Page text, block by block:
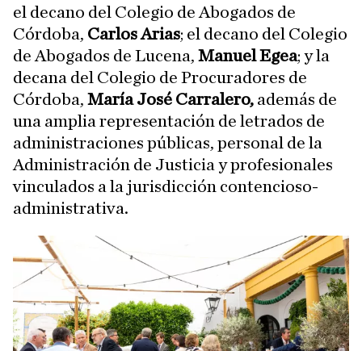
el decano del Colegio de Abogados de
Córdoba, Carlos Arias; el decano del Colegio
de Abogados de Lucena, Manuel Egea; y la
decana del Colegio de Procuradores de
Córdoba, María José Carralero, además de
una amplia representación de letrados de
administraciones públicas, personal de la
Administración de Justicia y profesionales
vinculados a la jurisdicción contencioso-
administrativa.